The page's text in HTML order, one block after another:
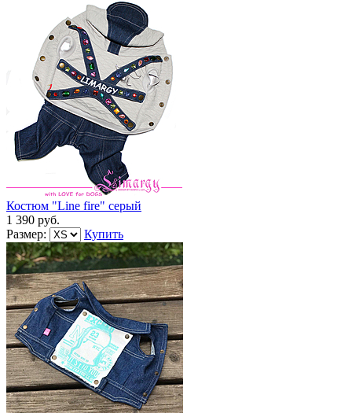
Костюм "Line fire" серый
1 390 руб.
Размер:
Купить